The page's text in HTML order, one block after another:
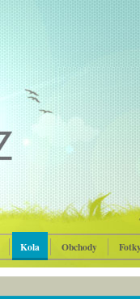
Kola Obchody